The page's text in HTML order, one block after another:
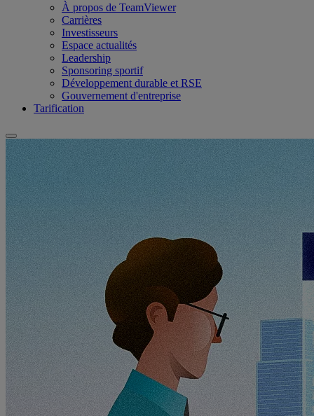
À propos de TeamViewer
Carrières
Investisseurs
Espace actualités
Leadership
Sponsoring sportif
Développement durable et RSE
Gouvernement d'entreprise
Tarification